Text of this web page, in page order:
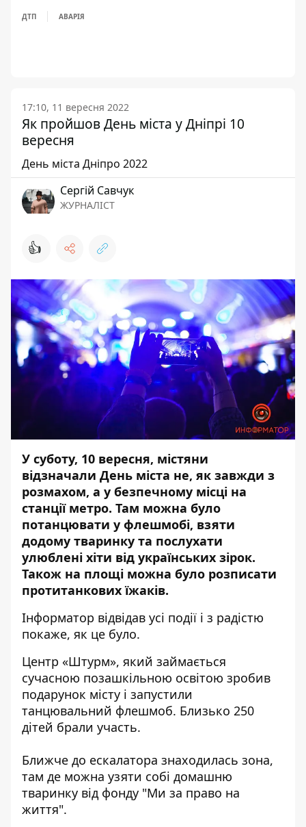
ДТП АВАРІЯ
17:10, 11 вересня 2022
Як пройшов День міста у Дніпрі 10
вересня
День міста Дніпро 2022
Сергій Савчук
ЖУРНАЛІСТ
👍
У суботу, 10 вересня, містяни
відзначали День міста не, як завжди з
розмахом, а у безпечному місці на
станції метро. Там можна було
потанцювати у флешмобі, взяти
додому тваринку та послухати
улюблені хіти від українських зірок.
Також на площі можна було розписати
протитанкових їжаків.
Інформатор відвідав усі події і з радістю
покаже, як це було.
Центр «Штурм», який займається
сучасною позашкільною освітою зробив
подарунок місту і запустили
танцювальний флешмоб. Близько 250
дітей брали участь.
Ближче до ескалатора знаходилась зона,
там де можна узяти собі домашню
тваринку від фонду "Ми за право на
життя".